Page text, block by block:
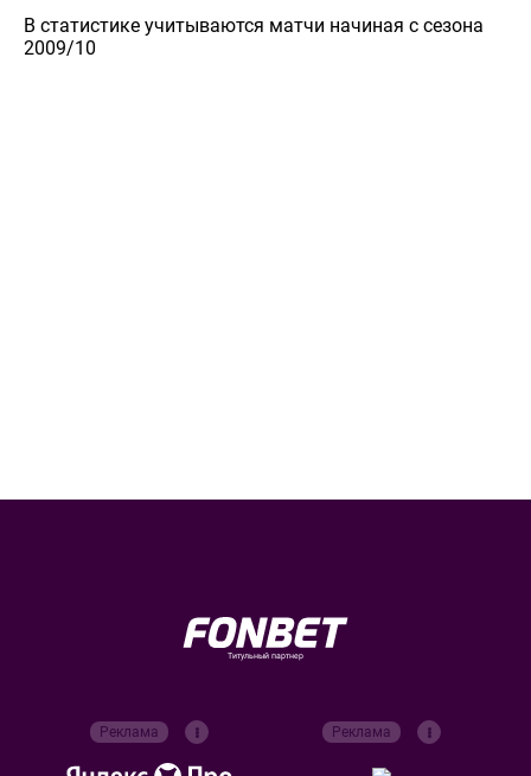
В статистике учитываются матчи начиная с сезона
2009/10
Титульный партнер
Реклама Реклама